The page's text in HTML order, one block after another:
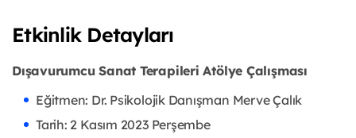
Etkinlik Detayları
Dışavurumcu Sanat Terapileri Atölye Çalışması
Eğitmen: Dr. Psikolojik Danışman Merve Çalık
Tarih: 2 Kasım 2023 Perşembe